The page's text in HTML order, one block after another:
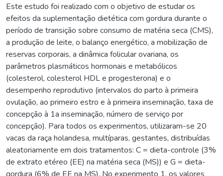
Este estudo foi realizado com o objetivo de estudar os
efeitos da suplementação dietética com gordura durante o
período de transição sobre consumo de matéria seca (CMS),
a produção de leite, o balanço energético, a mobilização de
reservas corporais, a dinâmica folicular ovariana, os
parâmetros plasmáticos hormonais e metabólicos
(colesterol, colesterol HDL e progesterona) e o
desempenho reprodutivo (intervalos do parto à primeira
ovulação, ao primeiro estro e à primeira inseminação, taxa de
concepção à 1a inseminação, número de serviço por
concepção). Para todos os experimentos, utilizaram-se 20
vacas da raça holandesa, multíparas, gestantes, distribuídas
aleatoriamente em dois tratamentos: C = dieta-controle (3%
de extrato etéreo (EE) na matéria seca (MS)) e G = dieta-